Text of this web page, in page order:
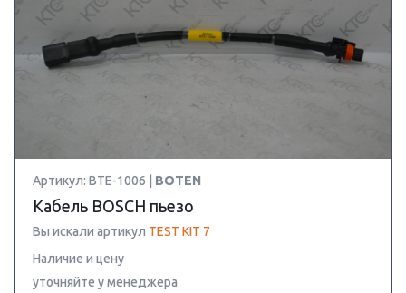
Артикул: BTE-1006 | BOTEN
Кабель BOSCH пьезо
Вы искали артикул TEST KIT 7
Наличие и цену
уточняйте у менеджера